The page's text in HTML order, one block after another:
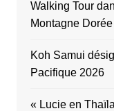
Walking Tour
Montagne
Koh Samui
Pacifique 2026
« Lucie en